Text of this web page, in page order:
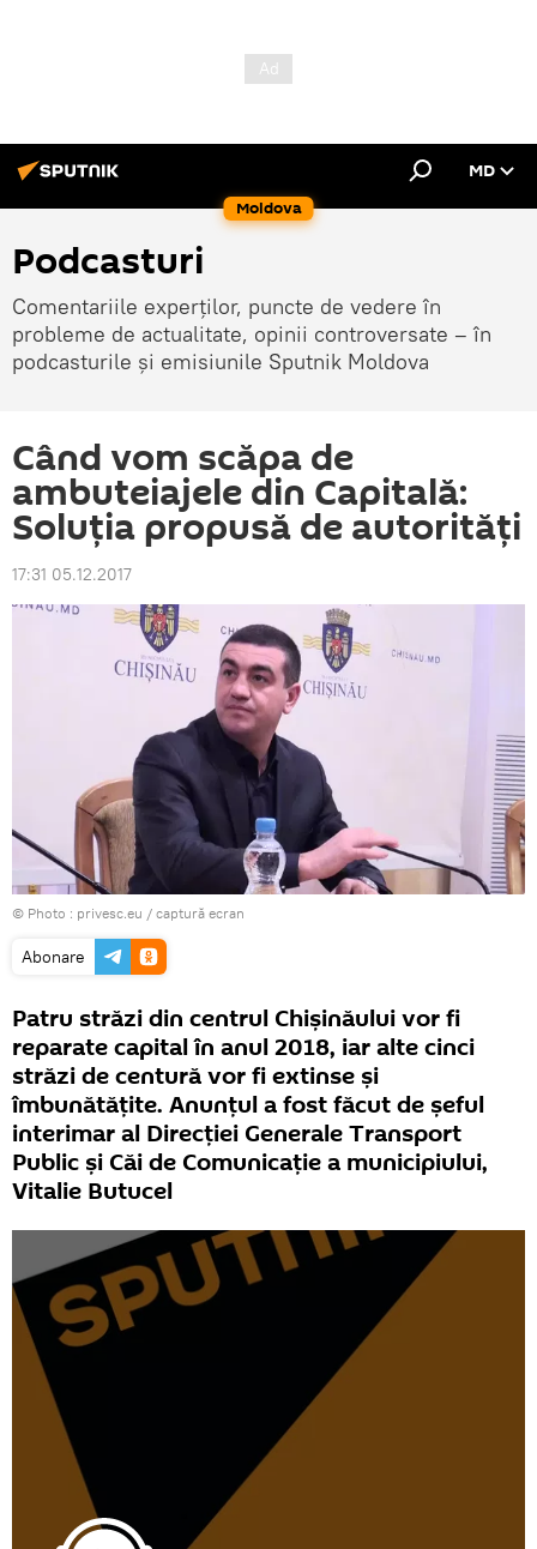
Moldova
MD
Podcasturi
Comentariile experților, puncte de vedere în
probleme de actualitate, opinii controversate – în
podcasturile și emisiunile Sputnik Moldova
Când vom scăpa de
ambuteiajele din Capitală:
Soluția propusă de autorități
17:31 05.12.2017
© Photo : privesc.eu / captură ecran
Abonare
Patru străzi din centrul Chișinăului vor fi
reparate capital în anul 2018, iar alte cinci
străzi de centură vor fi extinse și
îmbunătățite. Anunțul a fost făcut de șeful
interimar al Direcţiei Generale Transport
Public şi Căi de Comunicaţie a municipiului,
Vitalie Butucel